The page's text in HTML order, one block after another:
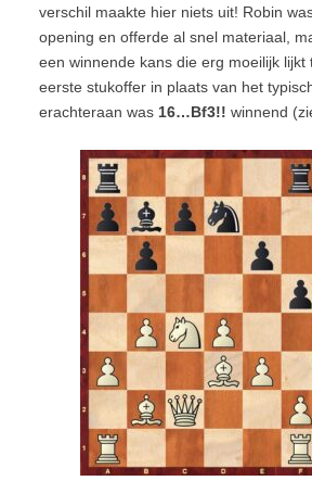
verschil maakte hier niets uit! Robin
opening en offerde al snel materiaal,
een winnende kans die erg moeilijk lijkt
eerste stukoffer in plaats van het
erachteraan was 16…Bf3!! winnend